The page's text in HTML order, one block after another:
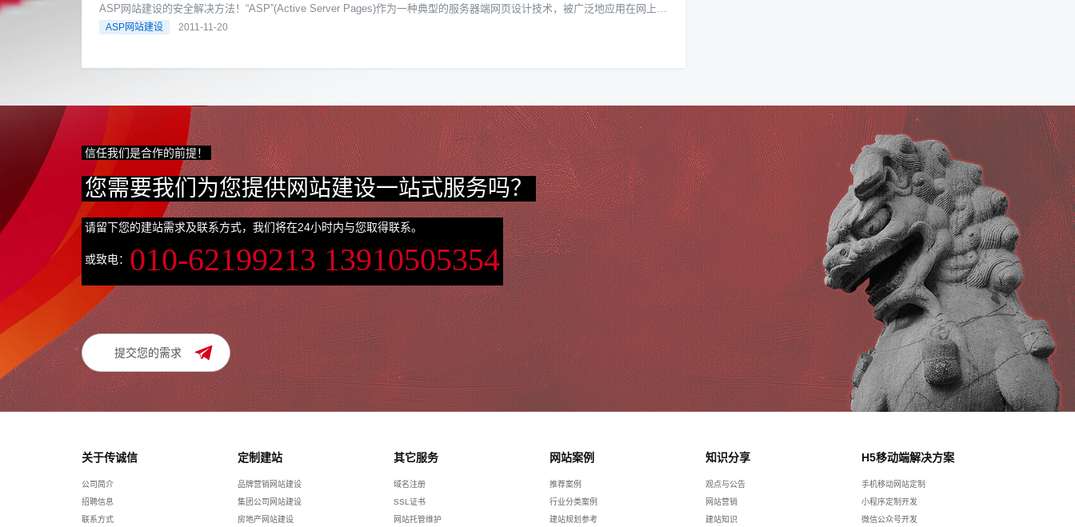
ASP网站建设的安全解决方法！“ASP”(Active Server Pages)作为一种典型的服务器端网页设计技术，被广泛地应用在网上银
行......
ASP网站建设 2011-11-20
信任我们是合作的前提！
您需要我们为您提供网站建设一站式服务吗？
请留下您的建站需求及联系方式，我们将在24小时内与您取得联系。
或致电： 010-62199213 13910505354
提交您的需求
关于传诚信
公司简介
招聘信息
联系方式
定制建站
品牌营销网站建设
集团公司网站建设
房地产网站建设
其它服务
域名注册
SSL证书
网站托管维护
网站案例
推荐案例
行业分类案例
建站规划参考
知识分享
观点与公告
网站营销
建站知识
H5移动端解决方案
手机移动网站定制
小程序定制开发
微信公众号开发